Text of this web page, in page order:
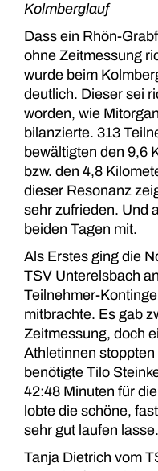
Kolmberglauf
Dass ein Rhön-
ohne Zeitmessung
wurde beim
deutlich. Dieser sei
worden, wie
bilanzierte. 313
bewältigten den 9,6
bzw. den 4,8
dieser Resonanz
sehr zufrieden. Und
beiden Tagen mit.
Als Erstes ging die
TSV Unterelsbach
Teilnehmer-
mitbrachte. Es gab
Zeitmessung, doch
Athletinnen
benötigte Tilo
42:48 Minuten für
lobte die schöne,
sehr gut laufen lasse.
Tanja Dietrich vom